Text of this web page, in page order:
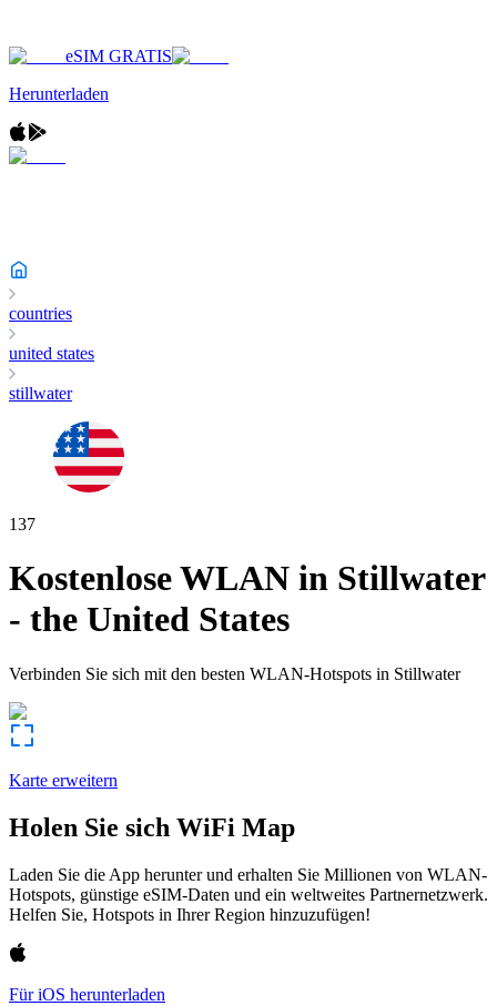
eSIM GRATIS
Herunterladen
countries
united states
stillwater
137
Kostenlose WLAN in Stillwater
- the United States
Verbinden Sie sich mit den besten WLAN-Hotspots in Stillwater
Karte erweitern
Holen Sie sich WiFi Map
Laden Sie die App herunter und erhalten Sie Millionen von WLAN-
Hotspots, günstige eSIM-Daten und ein weltweites Partnernetzwerk.
Helfen Sie, Hotspots in Ihrer Region hinzuzufügen!
Für iOS herunterladen